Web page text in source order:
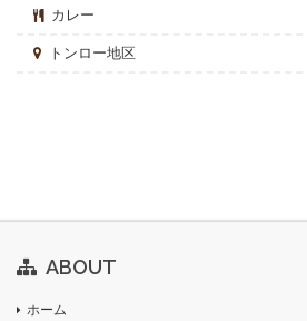
カレー
トンロー地区
ABOUT
ホーム